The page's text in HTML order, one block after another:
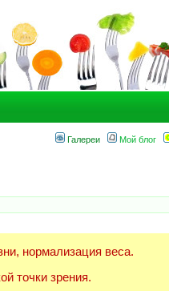
Галереи Мой блог
нормализация веса.
точки зрения.